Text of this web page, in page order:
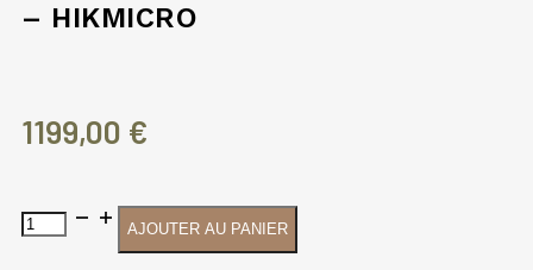
– HIKMICRO
1199,00 €
quantité
de
MONOCULAIRE
AJOUTER AU PANIER